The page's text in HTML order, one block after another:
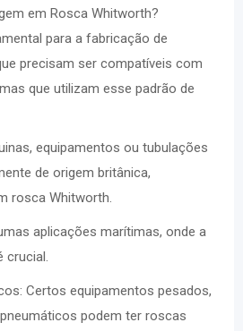
em Rosca Whitworth?
para a fabricação de
precisam ser compatíveis com
que utilizam esse padrão de
equipamentos ou tubulações
de origem britânica,
rosca Whitworth.
aplicações marítimas, onde a
crucial.
Certos equipamentos pesados,
podem ter roscas